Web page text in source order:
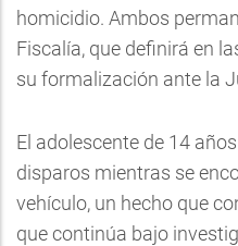
homicidio. Ambos
Fiscalía, que definirá en
su formalización ante la
El adolescente de 14
disparos mientras se
vehículo, un hecho que
que continúa bajo